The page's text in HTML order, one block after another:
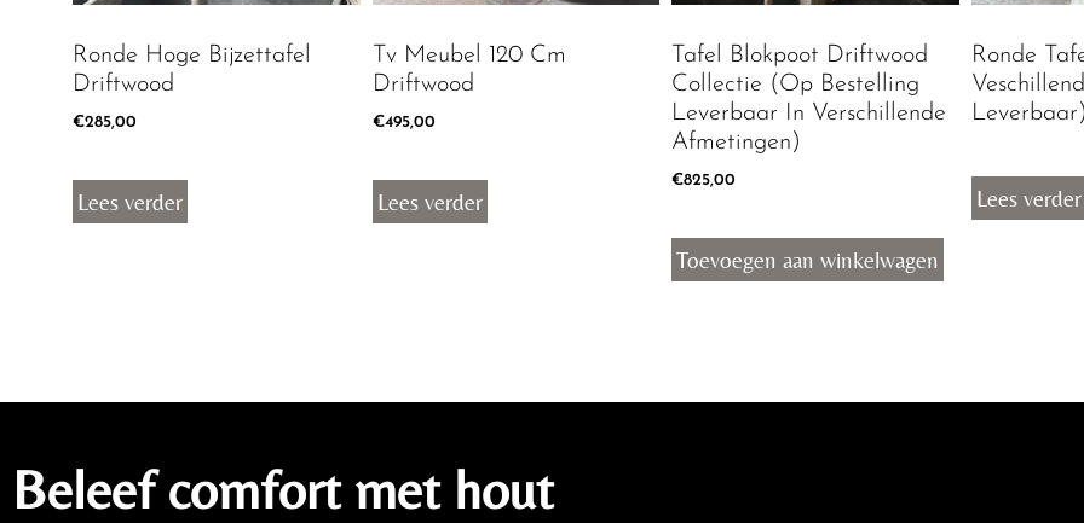
Ronde Hoge Bijzettafel
Driftwood
€285,00
Lees verder
Tv Meubel 120 Cm
Driftwood
€495,00
Lees verder
Tafel Blokpoot Driftwood
Collectie (Op Bestelling
Leverbaar In Verschillende
Afmetingen)
€825,00
Toevoegen aan winkelwagen
Ronde
Leverbaar)
Lees verder
Beleef comfort met hout